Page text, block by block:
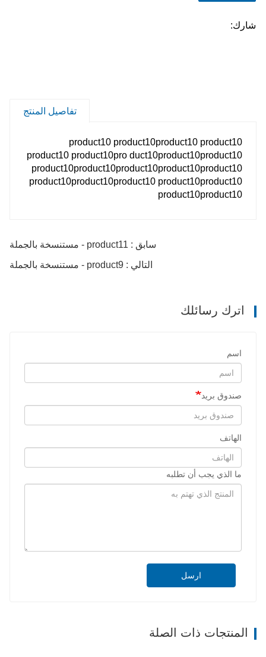
شارك:
تفاصيل المنتج
product10 product10product10 product10
product10 product10pro duct10product10product10
product10product10product10product10product10
product10product10product10 product10product10
product10product10
سابق : product11 - مستنسخة بالجملة
التالي : product9 - مستنسخة بالجملة
اترك رسائلك
اسم
صندوق بريد
الهاتف
ما الذي يجب أن تطلبه
ارسل
المنتجات ذات الصلة